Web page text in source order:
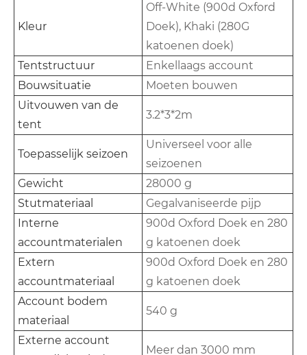
Kleur
Off-White (900d Oxford
Doek), Khaki (280G
katoenen doek)
Tentstructuur
Enkellaags account
Bouwsituatie
Moeten bouwen
Uitvouwen van de
tent
3.2*3*2m
Toepasselijk seizoen
Universeel voor alle
seizoenen
Gewicht
28000 g
Stutmateriaal
Gegalvaniseerde pijp
Interne
accountmaterialen
900d Oxford Doek en 280
g katoenen doek
Extern
accountmateriaal
900d Oxford Doek en 280
g katoenen doek
Account bodem
materiaal
540 g
Externe account
Meer dan 3000 mm